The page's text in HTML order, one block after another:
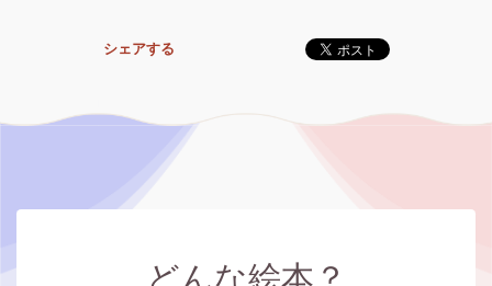
シェアする
どんな絵本？